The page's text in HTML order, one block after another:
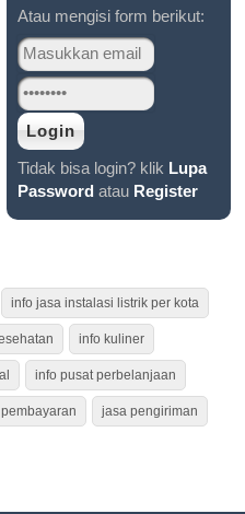
Atau mengisi form berikut:
Tidak bisa login? klik Lupa
Password atau Register
info jasa instalasi listrik per kota
info kuliner
info pusat perbelanjaan
jasa pengiriman